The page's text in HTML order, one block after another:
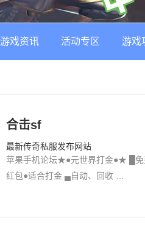
游戏资讯 活动专区 游戏
合击sf
最新传奇私服发布网站
苹果手机论坛★●元世界打金●★ █免
红包●适合打金 ▄自动、回收 …